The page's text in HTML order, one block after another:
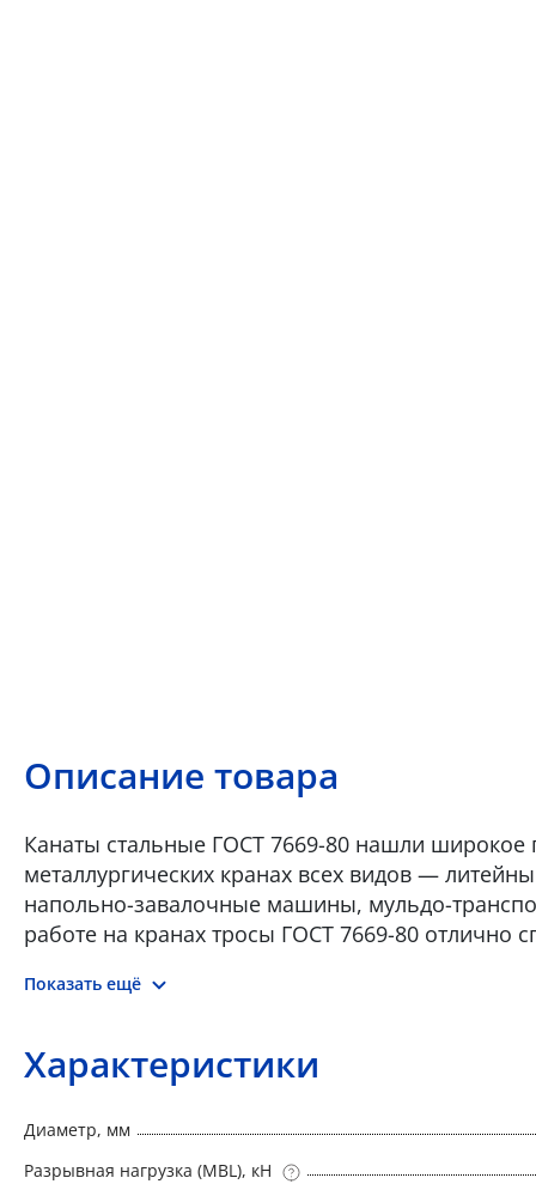
Описание товара
Канаты стальные ГОСТ 7669-80 нашли широкое
металлургических кранах всех видов —
напольно-завалочные машины, мульдо-
работе на кранах тросы ГОСТ 7669-80 отлично
добыча, а именно шахтный подъем. Канат
или растяжки. Отличительная особенность —
Показать ещё
Характеристики
Диаметр, мм
Разрывная нагрузка (MBL), кН